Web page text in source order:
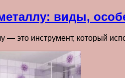
виды,
— это инструмент, который